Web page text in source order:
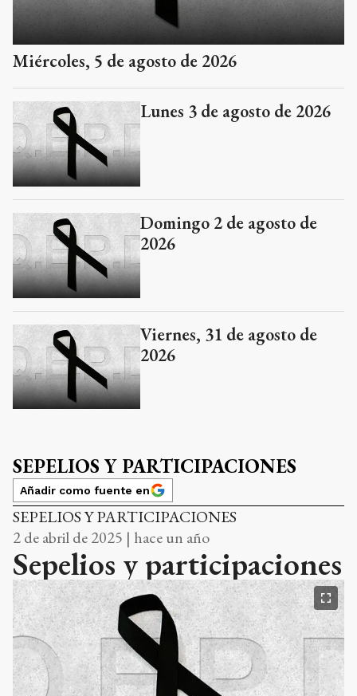
Miércoles, 5 de agosto de 2026
Lunes 3 de agosto de 2026
Domingo 2 de agosto de
2026
Viernes, 31 de agosto de
2026
SEPELIOS Y PARTICIPACIONES
Añadir como fuente en
SEPELIOS Y PARTICIPACIONES
2 de abril de 2025 | hace un año
Sepelios y participaciones